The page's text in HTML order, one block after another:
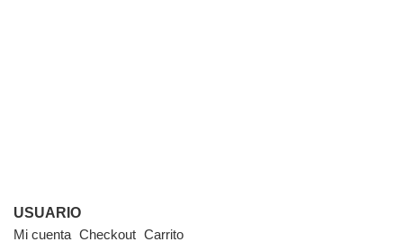
USUARIO
Mi cuenta Checkout Carrito